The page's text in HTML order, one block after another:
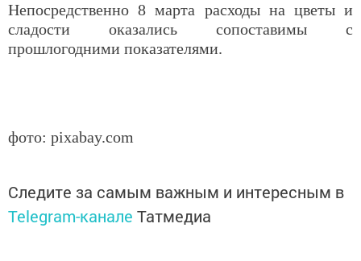
Непосредственно 8 марта расходы на цветы и
сладости оказались сопоставимы с
прошлогодними показателями.
фото: pixabay.com
Следите за самым важным и интересным в
Telegram-канале Татмедиа